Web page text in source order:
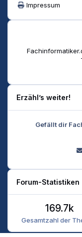
Impressum
Erzähl’s weiter!
Gefällt dir
Forum-Statistiken
Gesamtzahl der
169.7k